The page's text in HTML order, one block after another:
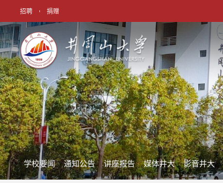
招聘 捐赠
学校要闻 通知公告 讲座报告 媒体井大 影音井大